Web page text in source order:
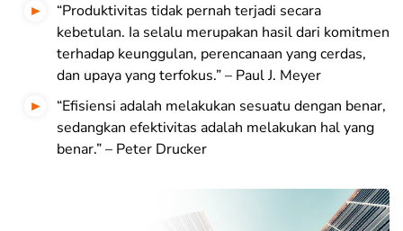
“Produktivitas tidak pernah terjadi secara
kebetulan. Ia selalu merupakan hasil dari komitmen
terhadap keunggulan, perencanaan yang cerdas,
dan upaya yang terfokus.” – Paul J. Meyer
“Efisiensi adalah melakukan sesuatu dengan benar,
sedangkan efektivitas adalah melakukan hal yang
benar.” – Peter Drucker